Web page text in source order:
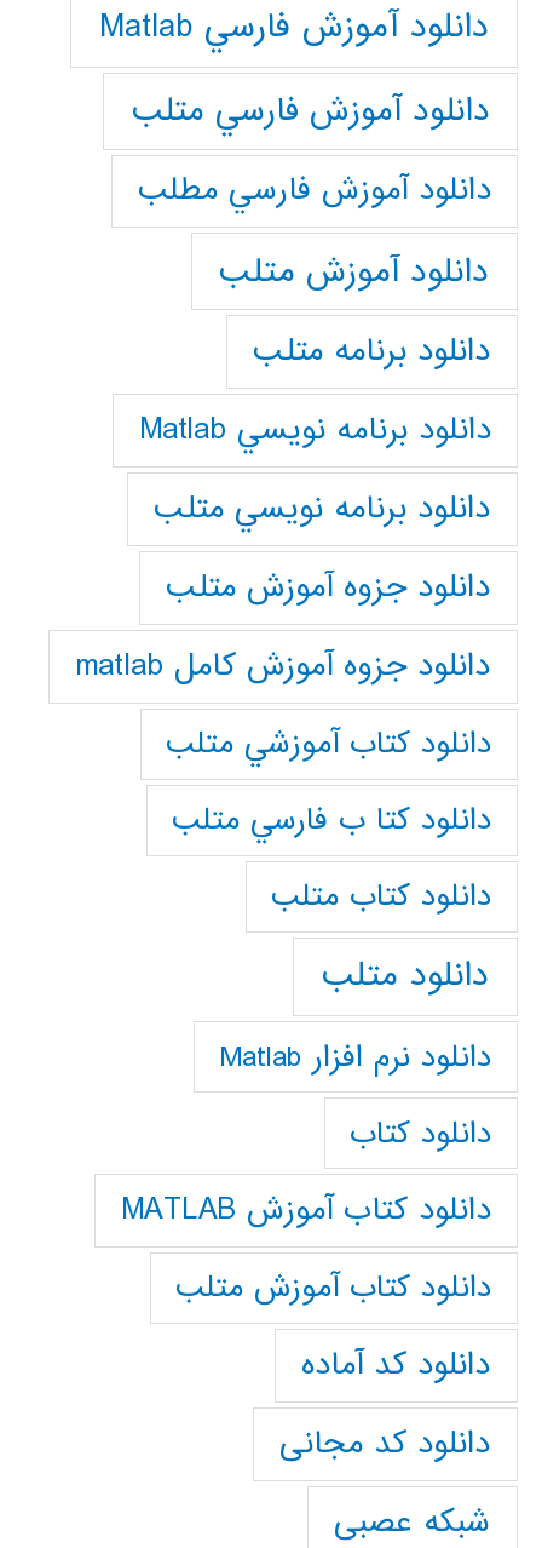
دانلود آموزش فارسي Matlab
دانلود آموزش فارسي متلب
دانلود آموزش فارسي مطلب
دانلود آموزش متلب
دانلود برنامه متلب
دانلود برنامه نويسي Matlab
دانلود برنامه نويسي متلب
دانلود جزوه آموزش متلب
دانلود جزوه آموزش کامل matlab
دانلود كتاب آموزشي متلب
دانلود كتا ب فارسي متلب
دانلود كتاب متلب
دانلود متلب
دانلود نرم افزار Matlab
دانلود کتاب
دانلود کتاب آموزش MATLAB
دانلود کتاب آموزش متلب
دانلود کد آماده
دانلود کد مجانی
شبکه عصبی